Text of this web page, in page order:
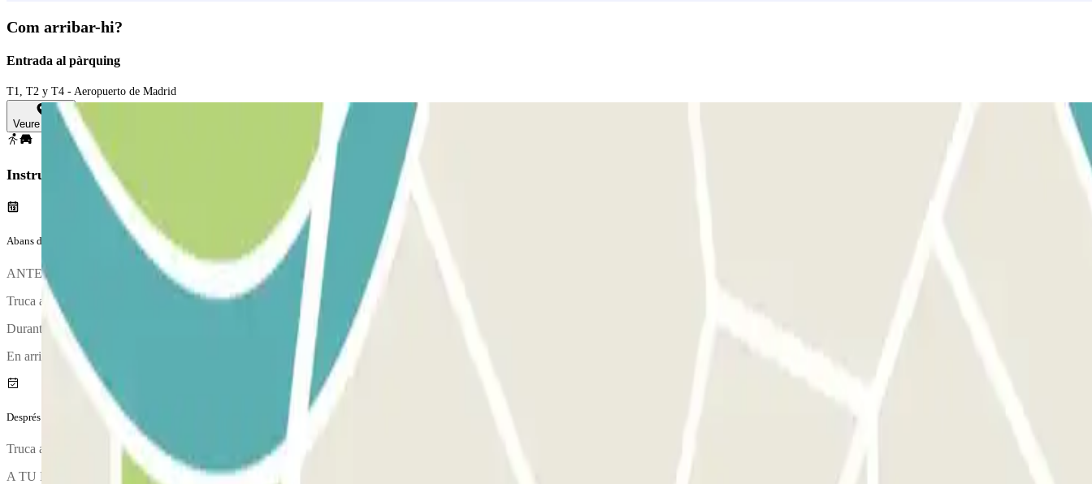
Com arribar-hi?
Entrada al pàrquing
T1, T2 y T4 - Aeropuerto de Madrid
Veure mapa
Instruccions
Abans del teu viatge
ANTES DE TU LLEGADA: llama 30 minutos antes al parking para que recojan tu coche en la parte de SALIDAS.
Truca al pàrquing aproximadament 30 minuts abans d'arribar a l'aeroport. El número de telèfon de l'aparcament es proporcionarà un cop feta la reserva.
Durant la trucada, una persona et confirmarà el punt de trobada.
En arribar es realitzarà una inspecció del teu vehicle.
Després del teu viatge
Truca al pàrquing per sol·licitar l'entrega del vehicle. El número de telèfon del pàrquing se't proporcionarà un cop feta la reserva.
A TU REGRESO: cuando recojas tus males, llama al parking 30 minutos antes y en el mismo punto donde dejaste tu coche, el personal te esperará con tu vehículo.